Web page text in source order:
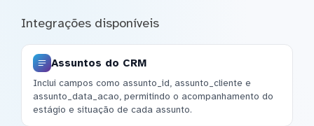
Integrações disponíveis
Assuntos do CRM
Inclui campos como assunto_id, assunto_cliente e
assunto_data_acao, permitindo o acompanhamento do
estágio e situação de cada assunto.